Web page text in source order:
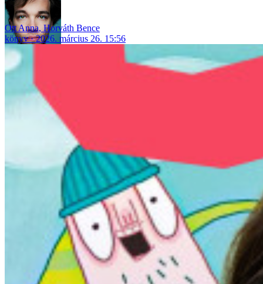
Ott Anna, Horváth Bence
könyv
2026. március 26. 15:56